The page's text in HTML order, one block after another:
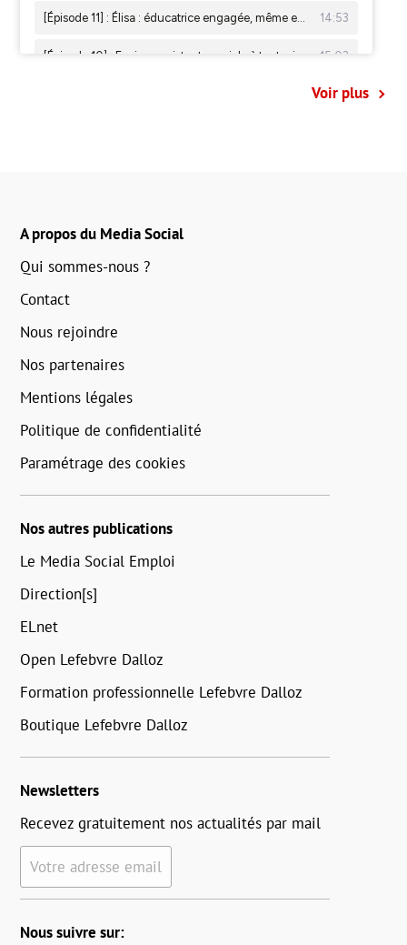
Voir plus
A propos du Media Social
Qui sommes-nous ?
Contact
Nous rejoindre
Nos partenaires
Mentions légales
Politique de confidentialité
Paramétrage des cookies
Nos autres publications
Le Media Social Emploi
Direction[s]
ELnet
Open Lefebvre Dalloz
Formation professionnelle Lefebvre Dalloz
Boutique Lefebvre Dalloz
Newsletters
Recevez gratuitement nos actualités par mail
Votre adresse email
Nous suivre sur: